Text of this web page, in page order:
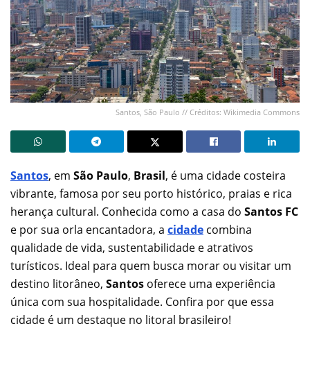
Santos, São Paulo // Créditos: Wikimedia Commons
Santos, em São Paulo, Brasil, é uma cidade costeira
vibrante, famosa por seu porto histórico, praias e rica
herança cultural. Conhecida como a casa do Santos FC
e por sua orla encantadora, a cidade combina
qualidade de vida, sustentabilidade e atrativos
turísticos. Ideal para quem busca morar ou visitar um
destino litorâneo, Santos oferece uma experiência
única com sua hospitalidade. Confira por que essa
cidade é um destaque no litoral brasileiro!